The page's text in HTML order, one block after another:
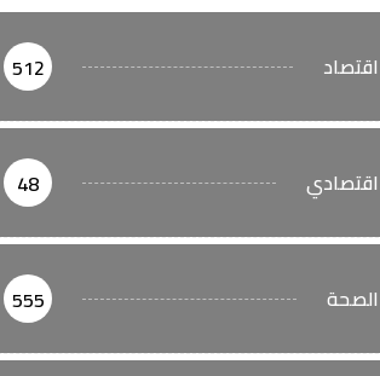
اقتصاد 512
اقتصادي 48
الصحة 555